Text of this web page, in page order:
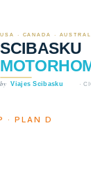
· PLAN D